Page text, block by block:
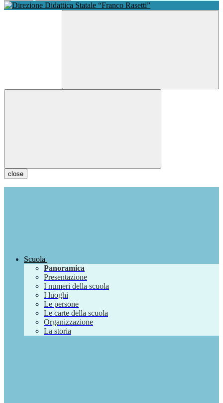
close
Scuola
Panoramica
Presentazione
I numeri della scuola
I luoghi
Le persone
Le carte della scuola
Organizzazione
La storia